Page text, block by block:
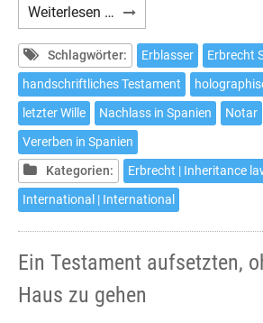
Weiterlesen … How
to
make
a
will
in
Spain
without
leaving
home
Schlagwörter: Erblasser
Erbrecht
handschriftliches Testament
letzter Wille
Nachlass in Spanien Notar
Vererben in Spanien
Kategorien:
Erbrecht | Inheritance
International | International
Ein Testament aufsetzten,
Haus zu gehen